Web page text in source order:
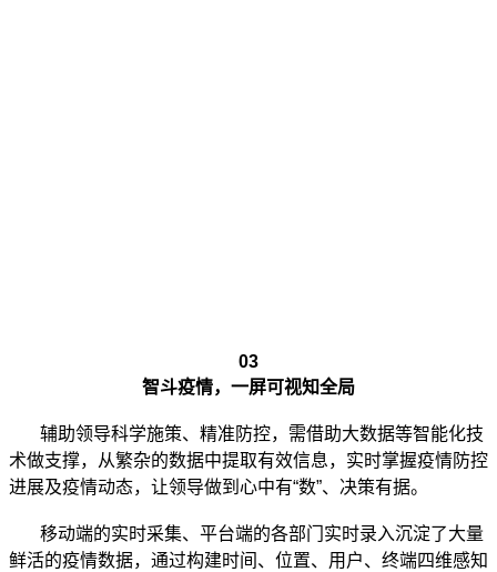
03
智斗疫情，一屏可视知全局
辅助领导科学施策、精准防控，需借助大数据等智能化技
术做支撑，从繁杂的数据中提取有效信息，实时掌握疫情防控
进展及疫情动态，让领导做到心中有“数”、决策有据。
移动端的实时采集、平台端的各部门实时录入沉淀了大量
鲜活的疫情数据，通过构建时间、位置、用户、终端四维感知